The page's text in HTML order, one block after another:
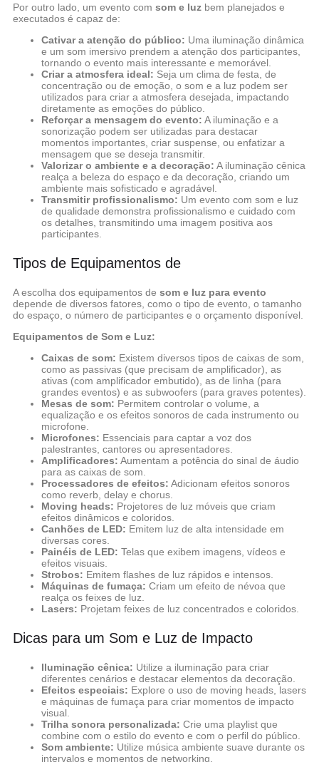
Por outro lado, um evento com som e luz bem planejados e
executados é capaz de:
Cativar a atenção do público: Uma iluminação dinâmica
e um som imersivo prendem a atenção dos participantes,
tornando o evento mais interessante e memorável.
Criar a atmosfera ideal: Seja um clima de festa, de
concentração ou de emoção, o som e a luz podem ser
utilizados para criar a atmosfera desejada, impactando
diretamente as emoções do público.
Reforçar a mensagem do evento: A iluminação e a
sonorização podem ser utilizadas para destacar
momentos importantes, criar suspense, ou enfatizar a
mensagem que se deseja transmitir.
Valorizar o ambiente e a decoração: A iluminação cênica
realça a beleza do espaço e da decoração, criando um
ambiente mais sofisticado e agradável.
Transmitir profissionalismo: Um evento com som e luz
de qualidade demonstra profissionalismo e cuidado com
os detalhes, transmitindo uma imagem positiva aos
participantes.
Tipos de Equipamentos de
A escolha dos equipamentos de som e luz para evento
depende de diversos fatores, como o tipo de evento, o tamanho
do espaço, o número de participantes e o orçamento disponível.
Equipamentos de Som e Luz:
Caixas de som: Existem diversos tipos de caixas de som,
como as passivas (que precisam de amplificador), as
ativas (com amplificador embutido), as de linha (para
grandes eventos) e as subwoofers (para graves potentes).
Mesas de som: Permitem controlar o volume, a
equalização e os efeitos sonoros de cada instrumento ou
microfone.
Microfones: Essenciais para captar a voz dos
palestrantes, cantores ou apresentadores.
Amplificadores: Aumentam a potência do sinal de áudio
para as caixas de som.
Processadores de efeitos: Adicionam efeitos sonoros
como reverb, delay e chorus.
Moving heads: Projetores de luz móveis que criam
efeitos dinâmicos e coloridos.
Canhões de LED: Emitem luz de alta intensidade em
diversas cores.
Painéis de LED: Telas que exibem imagens, vídeos e
efeitos visuais.
Strobos: Emitem flashes de luz rápidos e intensos.
Máquinas de fumaça: Criam um efeito de névoa que
realça os feixes de luz.
Lasers: Projetam feixes de luz concentrados e coloridos.
Dicas para um Som e Luz de Impacto
Iluminação cênica: Utilize a iluminação para criar
diferentes cenários e destacar elementos da decoração.
Efeitos especiais: Explore o uso de moving heads, lasers
e máquinas de fumaça para criar momentos de impacto
visual.
Trilha sonora personalizada: Crie uma playlist que
combine com o estilo do evento e com o perfil do público.
Som ambiente: Utilize música ambiente suave durante os
intervalos e momentos de networking.